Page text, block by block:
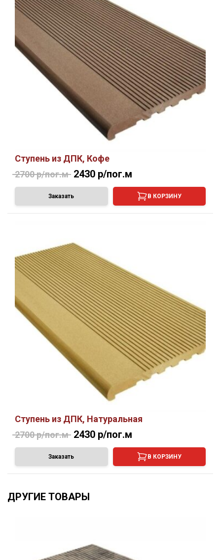
Ступень из ДПК, Кофе
2700 р/пог.м 2430 р/пог.м
Заказать В КОРЗИНУ
Ступень из ДПК, Натуральная
2700 р/пог.м 2430 р/пог.м
Заказать В КОРЗИНУ
ДРУГИЕ ТОВАРЫ